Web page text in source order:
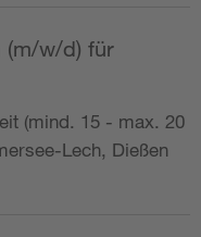
(m/w/d) für
(mind. 15 - max. 20
Lech, Dießen